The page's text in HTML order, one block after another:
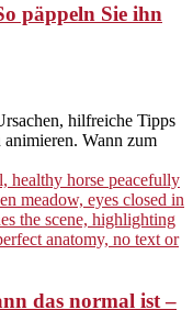
päppeln Sie ihn
hilfreiche Tipps
Wann zum
das normal ist –